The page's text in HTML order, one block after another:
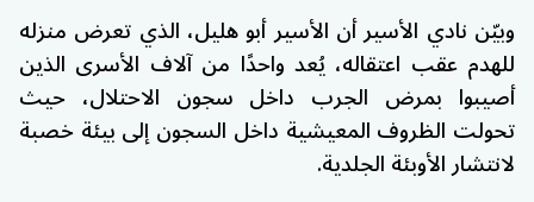
وبيّن نادي الأسير أن الأسير أبو هليل، الذي تعرض منزله
للهدم عقب اعتقاله، يُعد واحدًا من آلاف الأسرى الذين
أصيبوا بمرض الجرب داخل سجون الاحتلال، حيث
تحولت الظروف المعيشية داخل السجون إلى بيئة خصبة
لانتشار الأوبئة الجلدية.